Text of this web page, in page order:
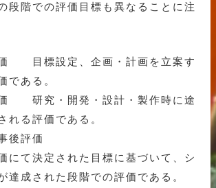
段階での評価目標も異なることに注
価 目標設定、企画・計画を立案す
である。
価 研究・開発・設計・製作時に途
れる評価である。
後評価
決定された目標に基づいて、シ
達成された段階での評価である。